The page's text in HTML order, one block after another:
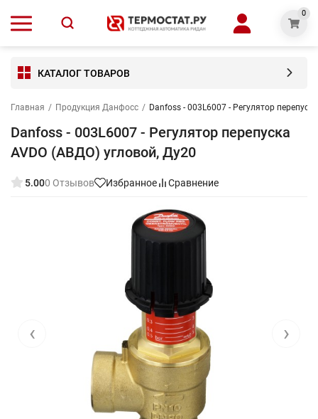
0
КАТАЛОГ ТОВАРОВ
Главная / Продукция Данфосс / Danfoss - 003L6007 - Регулятор
Danfoss - 003L6007 - Регулятор перепуска
AVDO (АВДО) угловой, Ду20
5.000 Отзывов Избранное Сравнение
‹ ›